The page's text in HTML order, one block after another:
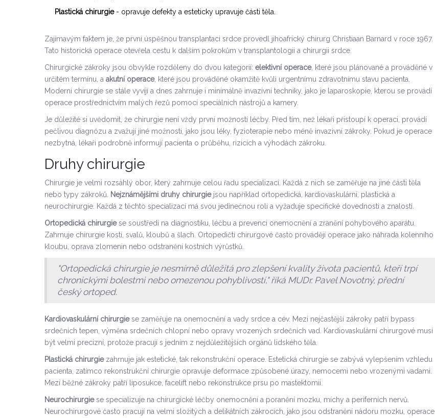
Plastická chirurgie- opravuje defekty a esteticky upravuje části těla.
Zajímavým faktem je, že první úspěšnou transplantaci srdce provedl jihoafrický chirurg Christiaan Barnard v roce 1967.
Tato historická operace otevřela cestu k dalším pokrokům v transplantologii a chirurgii srdce.
Chirurgické zákroky jsou obvykle rozděleny do dvou kategorií: elektivní operace, které jsou plánované a prováděné v
určitém termínu, a akutní operace, které jsou prováděné okamžitě kvůli urgentnímu zdravotnímu stavu pacienta.
Moderní chirurgie se stále vyvíjí a dnes zahrnuje i minimálně invazivní techniky, jako je laparoskopie, kterou se provádí
operace prostřednictvím malých řezů pomocí speciálních nástrojů a kamery.
Je důležité si uvědomit, že chirurgie není vždy první možností léčby. Před tím, než lékaři přistoupí k operaci, provádí
pečlivou diagnózu a zvažují jiné možnosti, jako jsou léky, fyzioterapie nebo méně invazivní zákroky. Pokud je operace
nezbytná, lékaři podrobně informují pacienta o průběhu, rizicích a výhodách zákroku.
Druhy chirurgie
Chirurgie je velmi rozsáhlý obor, který zahrnuje celou řadu specializací. Každá z nich se zaměřuje na jiné části těla
nebo typy zákroků. Nejznámějšími druhy chirurgiejsou například ortopedická, kardiovaskulární, plastická a
neurochirurgie. Každá z těchto specializací má svou jedinečnou roli a vyžaduje specifické dovednosti a znalosti.
Ortopedická chirurgiese soustředí na diagnostiku, léčbu a prevenci onemocnění a zranění pohybového aparátu.
Zahrnuje chirurgie kostí, svalů, kloubů a šlach. Ortopedičtí chirurgové často provádějí operace jako náhrada kolenního
kloubu, oprava zlomenin nebo odstranění kostních výrůstků.
"Ortopedická chirurgie je nesmírně důležitá pro zlepšení kvality života pacientů, kteří trpí
chronickými bolestmi nebo omezenou pohyblivostí," říká MUDr. Pavel Novotný, přední
český ortoped.
Kardiovaskulární chirurgiese zaměřuje na onemocnění a vady srdce a cév. Mezi nejčastější zákroky patří bypass
srdečních tepen, výměna srdečních chlopní nebo opravy vrozených srdečních vad. Kardiovaskulární chirurgové musí
být velmi precizní, protože pracují s jedním z nejdůležitějších orgánů lidského těla.
Plastická chirurgiezahrnuje jak estetické, tak rekonstrukční operace. Estetická chirurgie se zabývá vylepšením vzhledu
pacienta, zatímco rekonstrukční chirurgie opravuje deformace způsobené úrazy, nemocemi nebo vrozenými vadami.
Mezi běžné zákroky patří liposukce, facelift nebo rekonstrukce prsu po mastektomii.
Neurochirurgiese specializuje na chirurgické léčby onemocnění a poranění mozku, míchy a periferních nervů.
Neurochirurgové často pracují na velmi složitých a delikátních zákrocích, jako jsou odstranění nádoru mozku, operace